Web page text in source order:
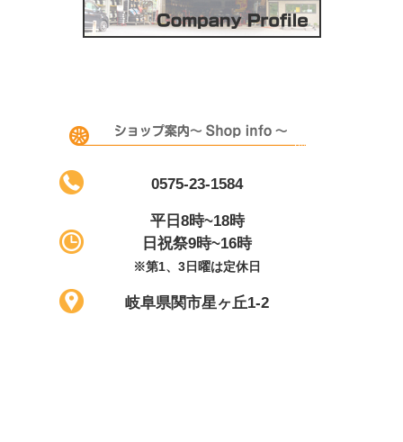
0575-23-1584
平日8時~18時
日祝祭9時~16時
※第1、3日曜は定休日
岐阜県関市星ヶ丘1-2